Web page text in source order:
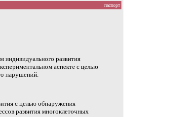
паспорт
индивидуального развития
аспекте с целью
нарушений.
с целью обнаружения
развития многоклеточных